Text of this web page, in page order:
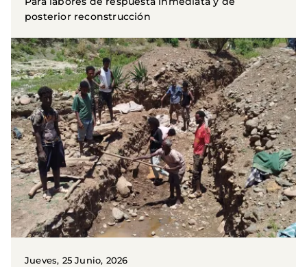
posterior reconstrucción
Jueves, 25 Junio, 2026